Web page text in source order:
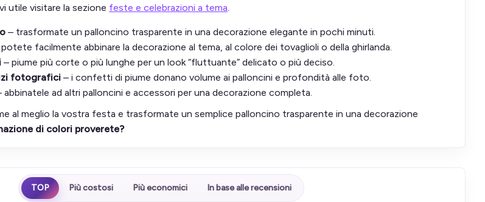
utile visitare la sezione feste e celebrazioni a tema.
– trasformate un palloncino trasparente in una decorazione elegante in pochi minuti.
facilmente abbinare la decorazione al tema, al colore dei tovaglioli o della ghirlanda.
– piume più corte o più lunghe per un look “fluttuante” delicato o più deciso.
fotografici – i confetti di piume donano volume ai palloncini e profondità alle foto.
abbinatele ad altri palloncini e accessori per una decorazione completa.
al meglio la vostra festa e trasformate un semplice palloncino trasparente in una decorazione
di colori proverete?
TOP Più costosi Più economici In base alle recensioni